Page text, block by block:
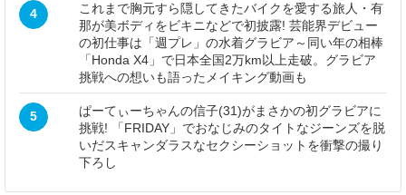
4
これまで胸元すら隠してきたバイクを愛する旅人・有
那が美ボディをビキニなどで初披露! 芸能界デビュー
の初仕事は「週プレ」の水着グラビア～同い年の相棒
「Honda X4」で日本全国2万km以上走破。グラビア
挑戦への想いも語ったメイキング動画も
5
ぱーてぃーちゃんの信子(31)がまさかの初グラビアに
挑戦! 「FRIDAY」でおなじみのタイトなジーンズを脱
いだスキャンダラスなセクシーショットを衝撃の撮り
下ろし